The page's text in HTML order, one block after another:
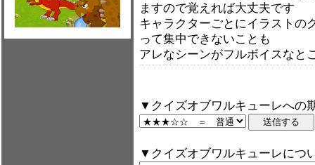
ますので覚えれば大丈夫です
キャラクターごとにイラストの
って集中できないことも
アレなシーンがフルボイスな
▼クイズオブワルキューレへの
▼クイズオブワルキューレにつ